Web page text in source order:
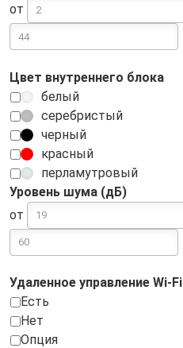
от
Цвет внутреннего блока
белый
серебристый
черный
красный
перламутровый
Уровень шума (дБ)
от
Удаленное управление Wi-Fi
Есть
Нет
Опция